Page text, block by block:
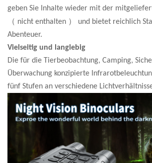
geben Sie Inhalte wieder mit der
（ nicht enthalten ） und bietet reichlich
Abenteuer.
Vielseitig und langlebig
Die für die Tierbeobachtung, Camping,
Überwachung konzipierte
fünf Stufen an verschiedene